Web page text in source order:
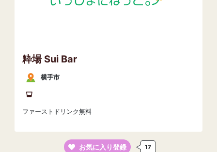
粋場 Sui Bar
横手市
ファーストドリンク無料
お気に入り登録 17